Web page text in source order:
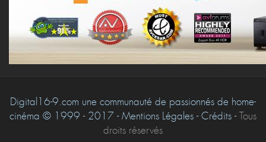
Digital16-9.com une communauté de passionnés de home-
cinéma © 1999 - 2017 - Mentions Légales - Crédits -Tous
droits réservés